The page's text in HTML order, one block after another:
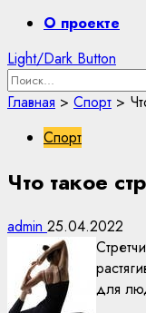
PrimaryО проекте
Light/Dark Button
Найти:
Главная > Спорт >
Спорт
Что такое
admin 25.04.2022
для